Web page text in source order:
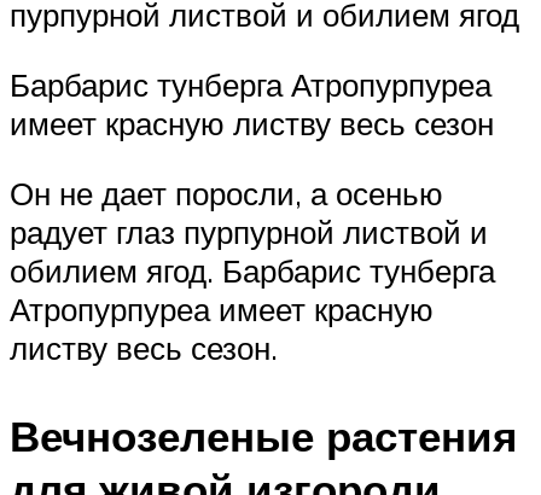
пурпурной листвой и обилием ягод
Барбарис тунберга Атропурпуреа
имеет красную листву весь сезон
Он не дает поросли, а осенью
радует глаз пурпурной листвой и
обилием ягод. Барбарис тунберга
Атропурпуреа имеет красную
листву весь сезон.
Вечнозеленые растения